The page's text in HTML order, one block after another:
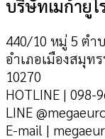
บริษัทเมก้ายูโ
440/10 หมู่ 5 ตำ
อำเภอเมืองสมุท
10270
HOTLINE | 098-
LINE
E-mail |